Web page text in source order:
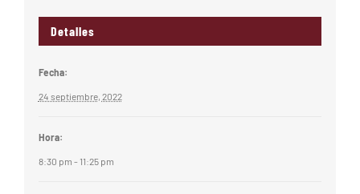
Detalles
Fecha:
24 septiembre, 2022
Hora:
8:30 pm - 11:25 pm